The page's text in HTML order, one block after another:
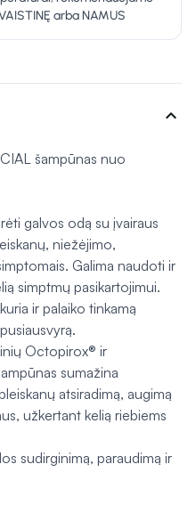
arba NAMUS
expand_more
šampūnas nuo
galvos odą su įvairaus
niežėjimo,
Galima naudoti ir
simptmų pasikartojimui.
ir palaiko tinkamą
Octopirox® ir
sumažina
atsiradimą, augimą
užkertant kelią riebiems
sudirginimą, paraudimą ir